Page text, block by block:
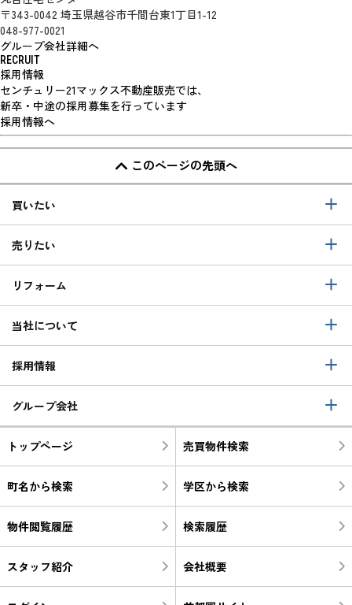
〒343-0042 埼玉県越谷市千間台東1丁目1-12
048-977-0021
グループ会社詳細へ
RECRUIT
採用情報
センチュリー21マックス不動産販売では、
新卒・中途の採用募集を行っています
採用情報へ
このページの先頭へ
買いたい
売りたい
リフォーム
当社について
採用情報
グループ会社
トップページ 売買物件検索
町名から検索 学区から検索
物件閲覧履歴 検索履歴
スタッフ紹介 会社概要